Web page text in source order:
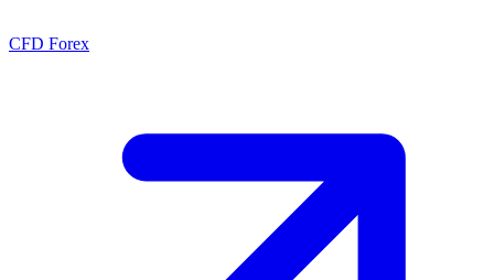
CFD Forex